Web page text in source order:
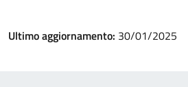
Ultimo aggiornamento: 30/01/2025